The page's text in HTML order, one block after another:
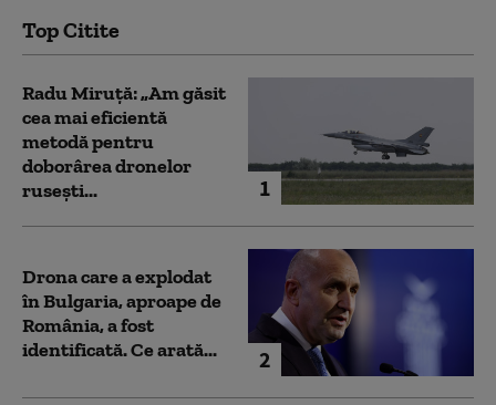
Top Citite
1
Radu Miruță: „Am găsit
cea mai eficientă
metodă pentru
doborârea dronelor
rusești...
2
Drona care a explodat
în Bulgaria, aproape de
România, a fost
identificată. Ce arată...